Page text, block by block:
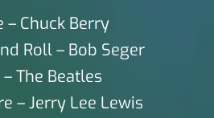
– Chuck Berry
Roll – Bob Seger
The Beatles
– Jerry Lee Lewis